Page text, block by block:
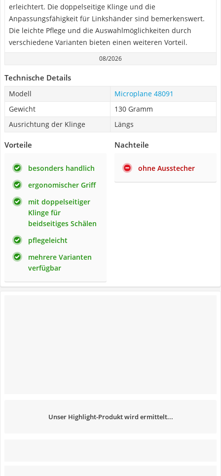
erleichtert. Die doppelseitige Klinge und die
Anpassungsfähigkeit für Linkshänder sind bemerkenswert.
Die leichte Pflege und die Auswahlmöglichkeiten durch
verschiedene Varianten bieten einen weiteren Vorteil.
08/2026
Technische Details
Modell
Microplane 48091
Gewicht
130 Gramm
Ausrichtung der Klinge
Längs
Vorteile
besonders handlich
ergonomischer Griff
mit doppelseitiger
Klinge für
beidseitiges Schälen
pflegeleicht
mehrere Varianten
verfügbar
Nachteile
ohne Ausstecher
Unser Highlight-Produkt wird ermittelt...